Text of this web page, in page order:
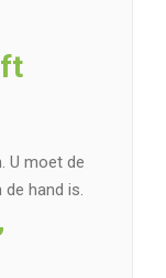
U moet de
hand is.